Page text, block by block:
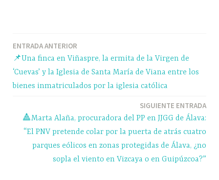
ppm rti
r
Navegación
de
entradas
ENTRADA ANTERIOR
📌Una finca en Viñaspre, la ermita de la Virgen de
‘Cuevas’ y la Iglesia de Santa María de Viana entre los
bienes inmatriculados por la iglesia católica
SIGUIENTE ENTRADA
🔺Marta Alaña, procuradora del PP en JJGG de Álava:
“El PNV pretende colar por la puerta de atrás cuatro
parques eólicos en zonas protegidas de Álava, ¿no
sopla el viento en Vizcaya o en Guipúzcoa?”